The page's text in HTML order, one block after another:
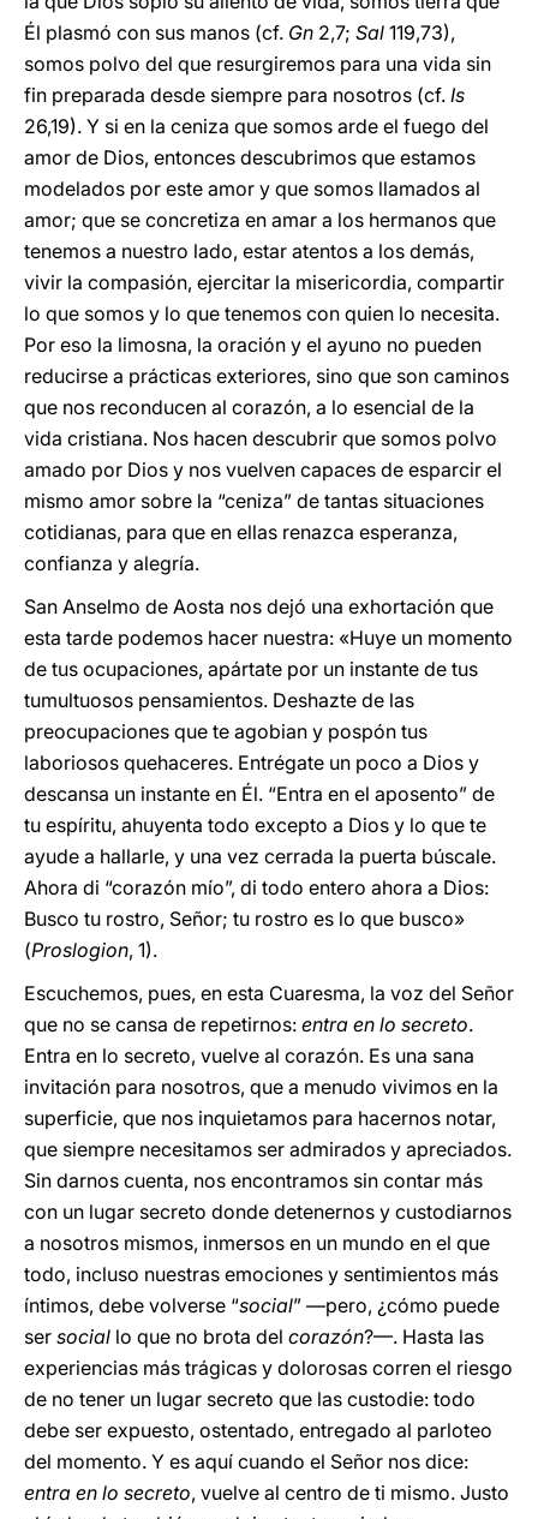
Él plasmó con sus manos (cf. Gn 2,7; Sal 119,73),
somos polvo del que resurgiremos para una vida sin
fin preparada desde siempre para nosotros (cf. Is
26,19). Y si en la ceniza que somos arde el fuego del
amor de Dios, entonces descubrimos que estamos
modelados por este amor y que somos llamados al
amor; que se concretiza en amar a los hermanos que
tenemos a nuestro lado, estar atentos a los demás,
vivir la compasión, ejercitar la misericordia, compartir
lo que somos y lo que tenemos con quien lo necesita.
Por eso la limosna, la oración y el ayuno no pueden
reducirse a prácticas exteriores, sino que son caminos
que nos reconducen al corazón, a lo esencial de la
vida cristiana. Nos hacen descubrir que somos polvo
amado por Dios y nos vuelven capaces de esparcir el
mismo amor sobre la “ceniza” de tantas situaciones
cotidianas, para que en ellas renazca esperanza,
confianza y alegría.
San Anselmo de Aosta nos dejó una exhortación que
esta tarde podemos hacer nuestra: «Huye un momento
de tus ocupaciones, apártate por un instante de tus
tumultuosos pensamientos. Deshazte de las
preocupaciones que te agobian y pospón tus
laboriosos quehaceres. Entrégate un poco a Dios y
descansa un instante en Él. “Entra en el aposento” de
tu espíritu, ahuyenta todo excepto a Dios y lo que te
ayude a hallarle, y una vez cerrada la puerta búscale.
Ahora di “corazón mío”, di todo entero ahora a Dios:
Busco tu rostro, Señor; tu rostro es lo que busco»
(Proslogion, 1).
Escuchemos, pues, en esta Cuaresma, la voz del Señor
que no se cansa de repetirnos: entra en lo secreto.
Entra en lo secreto, vuelve al corazón. Es una sana
invitación para nosotros, que a menudo vivimos en la
superficie, que nos inquietamos para hacernos notar,
que siempre necesitamos ser admirados y apreciados.
Sin darnos cuenta, nos encontramos sin contar más
con un lugar secreto donde detenernos y custodiarnos
a nosotros mismos, inmersos en un mundo en el que
todo, incluso nuestras emociones y sentimientos más
íntimos, debe volverse “social” —pero, ¿cómo puede
ser social lo que no brota del corazón?—. Hasta las
experiencias más trágicas y dolorosas corren el riesgo
de no tener un lugar secreto que las custodie: todo
debe ser expuesto, ostentado, entregado al parloteo
del momento. Y es aquí cuando el Señor nos dice:
entra en lo secreto, vuelve al centro de ti mismo. Justo